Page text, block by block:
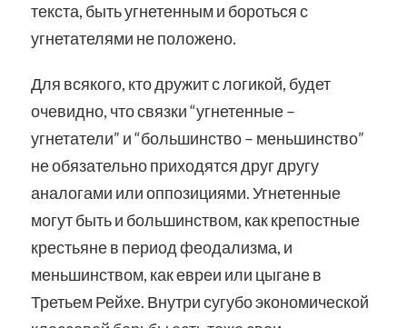
текста, быть угнетенным и бороться с
угнетателями не положено.
Для всякого, кто дружит с логикой, будет
очевидно, что связки “угнетенные –
угнетатели” и “большинство – меньшинство”
не обязательно приходятся друг другу
аналогами или оппозициями. Угнетенные
могут быть и большинством, как крепостные
крестьяне в период феодализма, и
меньшинством, как евреи или цыгане в
Третьем Рейхе. Внутри сугубо экономической